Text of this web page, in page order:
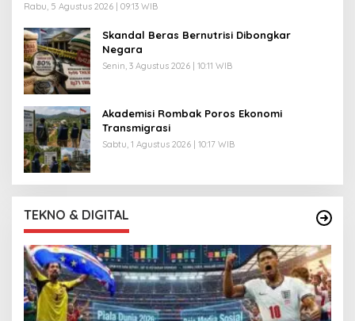
Rabu, 5 Agustus 2026 | 09:13 WIB
Skandal Beras Bernutrisi Dibongkar
Negara
Senin, 3 Agustus 2026 | 10:11 WIB
Akademisi Rombak Poros Ekonomi
Transmigrasi
Sabtu, 1 Agustus 2026 | 10:17 WIB
TEKNO & DIGITAL